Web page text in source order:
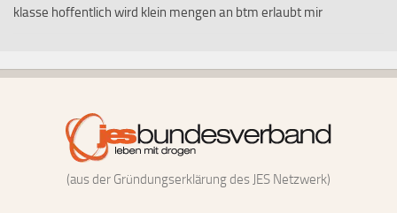
klasse hoffentlich wird klein mengen an btm erlaubt mir
(aus der Gründungserklärung des JES Netzwerk)